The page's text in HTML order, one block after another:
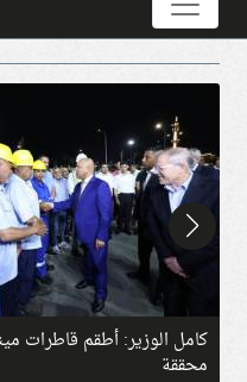
كامل الوزير: أطقم قاطرات
محققة